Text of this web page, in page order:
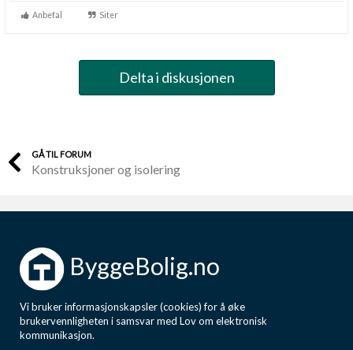
Anbefal Siter
Delta i diskusjonen
GÅ TIL FORUM
Konstruksjoner og isolering
ByggeBolig.no
Vi bruker informasjonskapsler (cookies) for å øke
brukervennligheten i samsvar med Lov om elektronisk
kommunikasjon.